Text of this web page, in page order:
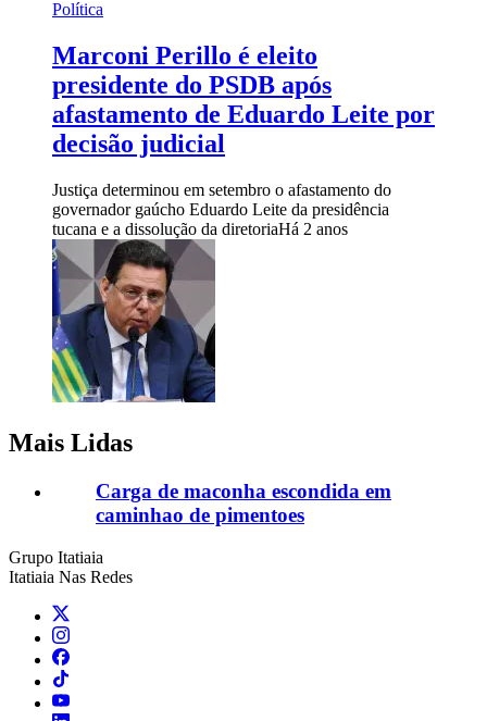
Política
Marconi Perillo é eleito
presidente do PSDB após
afastamento de Eduardo Leite por
decisão judicial
Justiça determinou em setembro o afastamento do
governador gaúcho Eduardo Leite da presidência
tucana e a dissolução da diretoriaHá 2 anos
Mais Lidas
Carga de maconha escondida em
caminhao de pimentoes
Grupo Itatiaia
Itatiaia Nas Redes